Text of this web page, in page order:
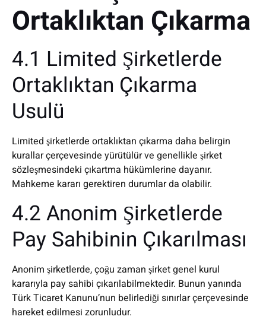
Ortaklıktan Çıkarma
4.1 Limited Şirketlerde
Ortaklıktan Çıkarma
Usulü
Limited şirketlerde ortaklıktan çıkarma daha belirgin
kurallar çerçevesinde yürütülür ve genellikle şirket
sözleşmesindeki çıkartma hükümlerine dayanır.
Mahkeme kararı gerektiren durumlar da olabilir.
4.2 Anonim Şirketlerde
Pay Sahibinin Çıkarılması
Anonim şirketlerde, çoğu zaman şirket genel kurul
kararıyla pay sahibi çıkarılabilmektedir. Bunun yanında
Türk Ticaret Kanunu’nun belirlediği sınırlar çerçevesinde
hareket edilmesi zorunludur.